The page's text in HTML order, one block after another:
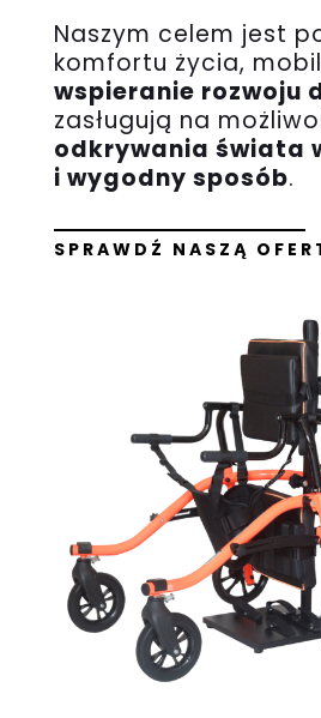
Naszym celem jest
komfortu życia,
wspieranie rozwoju
zasługują na
odkrywania świata
i wygodny sposób.
SPRAWDŹ NASZĄ